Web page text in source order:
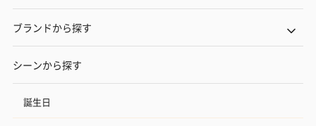
ブランドから探す
シーンから探す
誕生日